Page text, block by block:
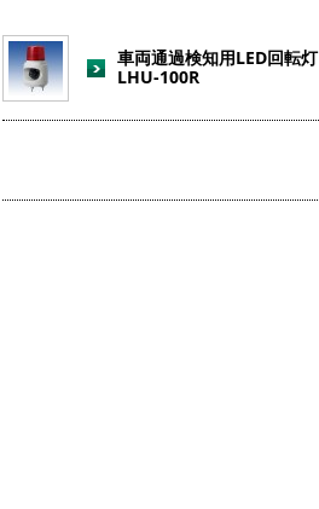
車両通過検知用LED回転灯
LHU-100R